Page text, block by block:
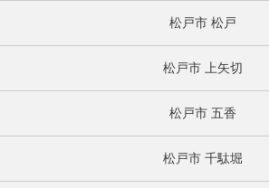
松戸市 松戸
松戸市 上矢切
松戸市 五香
松戸市 千駄堀